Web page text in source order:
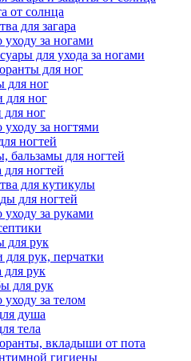
от солнца
для загара
уходу за ногами
для ухода за ногами
для ног
для ног
для ног
для ног
уходу за ногтями
ногтей
бальзамы для ногтей
ногтей
для кутикулы
для ногтей
уходу за руками
для рук
для рук, перчатки
для рук
для рук
уходу за телом
душа
тела
вкладыши от пота
гигиены